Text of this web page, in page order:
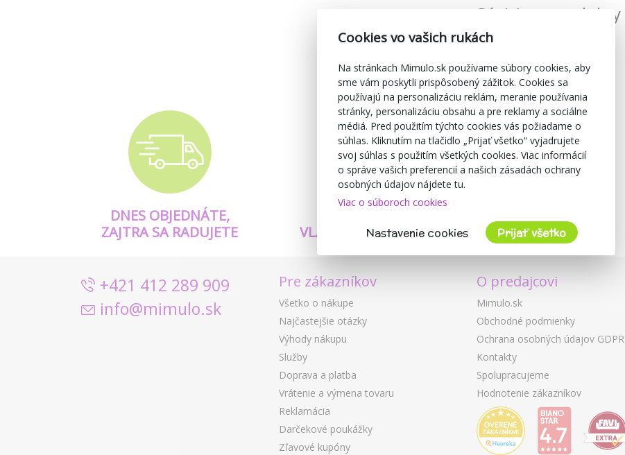
Súvisiace produkty
DNES OBJEDNÁTE,
ZAJTRA SA RADUJETE
VLASTNÉ PRODUKTY
A KVALITA
+421 412 289 909
info@mimulo.sk
Pre zákazníkov
Všetko o nákupe
Najčastejšie otázky
Výhody nákupu
Služby
Doprava a platba
Vrátenie a výmena tovaru
Reklamácia
Darčekové poukážky
Zľavové kupóny
O predajcovi
Mimulo.sk
Obchodné podmienky
Ochrana osobných údajov GDPR
Kontakty
Spolupracujeme
Hodnotenie zákazníkov
Cookies vo vašich rukách
Na stránkach Mimulo.sk používame súbory cookies, aby
sme vám poskytli prispôsobený zážitok. Cookies sa
používajú na personalizáciu reklám, meranie používania
stránky, personalizáciu obsahu a pre reklamy a sociálne
médiá. Pred použitím týchto cookies vás požiadame o
súhlas. Kliknutím na tlačidlo „Prijať všetko“ vyjadrujete
svoj súhlas s použitím všetkých cookies. Viac informácií
o správe vašich preferencií a našich zásadách ochrany
osobných údajov nájdete tu.
Viac o súboroch cookies
Nastavenie cookies Prijať všetko